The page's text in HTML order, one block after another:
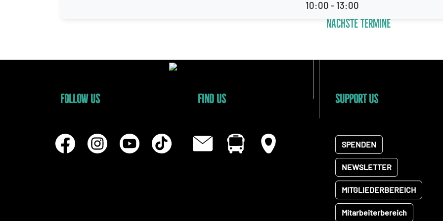
Nächste Termine
10:00 - 13:00
FOLLOW US FIND US SUPPORT US
SPENDEN
NEWSLETTER
MITGLIEDERBEREICH
Mitarbeiterbereich